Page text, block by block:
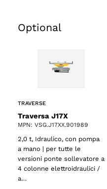
Optional
TRAVERSE
Traversa J17X
MPN: VSG.J17XX.901989
2,0 t, Idraulico, con pompa
a mano | per tutte le
versioni ponte sollevatore a
4 colonne elettroidraulici /
a…